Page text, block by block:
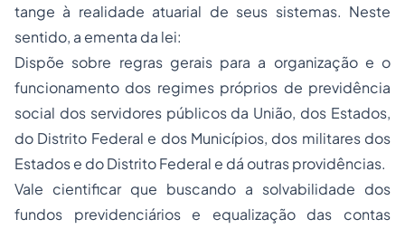
tange à realidade atuarial de seus sistemas. Neste
sentido, a ementa da lei:
Dispõe sobre regras gerais para a organização e o
funcionamento dos regimes próprios de previdência
social dos servidores públicos da União, dos Estados,
do Distrito Federal e dos Municípios, dos militares dos
Estados e do Distrito Federal e dá outras providências.
Vale cientificar que buscando a solvabilidade dos
fundos previdenciários e equalização das contas